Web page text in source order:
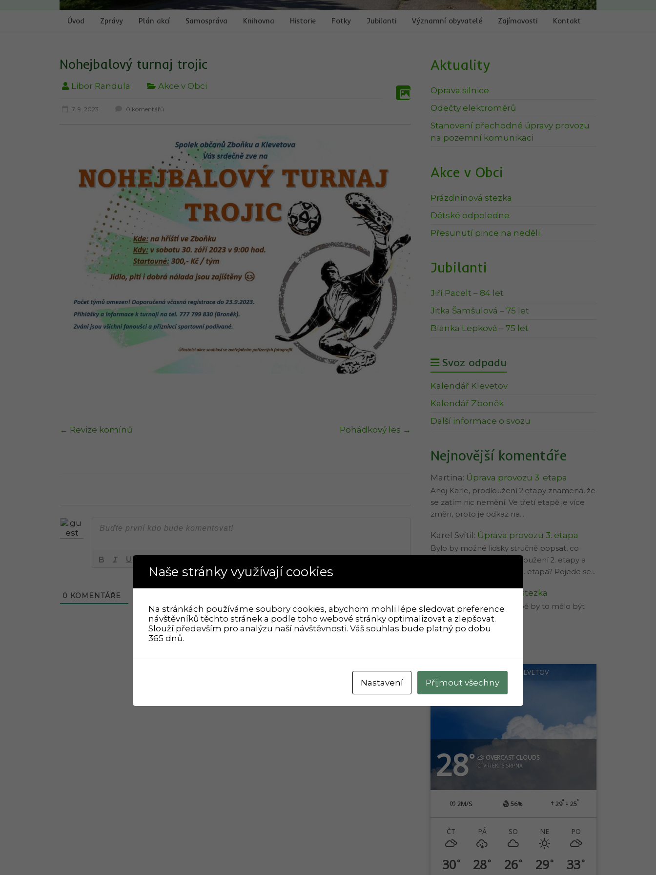
Úvod Zprávy Plán akcí Samospráva Knihovna Historie Fotky Jubilanti Významní obyvatelé Zajímavosti Kontakt
Nohejbalový turnaj trojic
Libor Randula Akce v Obci
7. 9. 2023 0 komentářů
← Revize komínů Pohádkový les →
0 KOMENTÁŘE
Aktuality
Oprava silnice
Odečty elektroměrů
Stanovení přechodné úpravy provozu
na pozemní komunikaci
Akce v Obci
Prázdninová stezka
Dětské odpoledne
Přesunutí pince na neděli
Jubilanti
Jiří Pacelt – 84 let
Jitka Šamšulová – 75 let
Blanka Lepková – 75 let
Svoz odpadu
Kalendář Klevetov
Kalendář Zboněk
Další informace o svozu
Nejnovější komentáře
Martina: Úprava provozu 3. etapa
Ahoj Karle, prodloužení 2.etapy znamená, že
se zatím nic nemění. Ve třetí etapě je více
změn, proto je odkaz na…
Karel Svítil : Úprava provozu 3. etapa
Bylo by možné lidsky stručně popsat, co
prakticky znamená prodloužení 2. etapy a
co konkrétně znamená 3. etapa? Pojede se…
Prázdninová stezka
Ahoj Karle, v nejbližší době by to mělo být
opraveno.
ZBONĚK A KLEVETOV
28° OVERCAST CLOUDS
ČTVRTEK, 6 SRPNA
2M/S 56% 29° 25°
ČT
30°
PÁ
28°
SO
26°
NE
29°
PO
33°
Naše stránky využívají cookies
Na stránkách používáme soubory cookies, abychom mohli lépe sledovat preference
návštěvníků těchto stránek a podle toho webové stránky optimalizovat a zlepšovat.
Slouží především pro analýzu naší návštěvnosti. Váš souhlas bude platný po dobu
365 dnů.
Nastavení Přijmout všechny